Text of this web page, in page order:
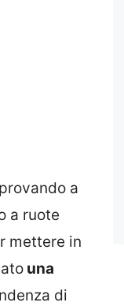
a
a ruote
mettere in
una
di